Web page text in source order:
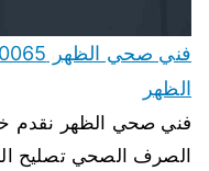
الظهر
فني صحي الظهر نقدم
الصرف الصحي تصليح